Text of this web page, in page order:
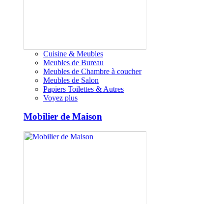
Cuisine & Meubles
Meubles de Bureau
Meubles de Chambre à coucher
Meubles de Salon
Papiers Toilettes & Autres
Voyez plus
Mobilier de Maison